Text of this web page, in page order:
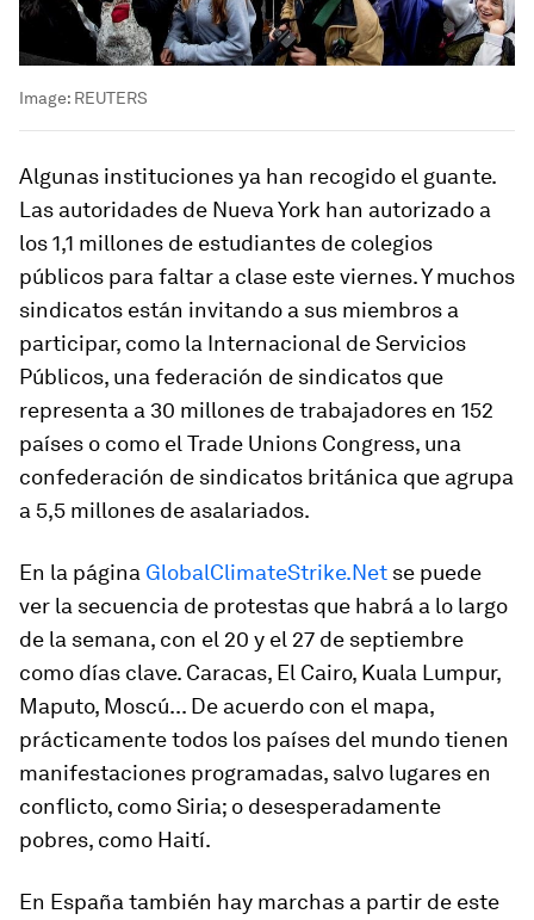
Image: REUTERS
Algunas instituciones ya han recogido el guante.
Las autoridades de Nueva York han autorizado a
los 1,1 millones de estudiantes de colegios
públicos para faltar a clase este viernes. Y muchos
sindicatos están invitando a sus miembros a
participar, como la Internacional de Servicios
Públicos, una federación de sindicatos que
representa a 30 millones de trabajadores en 152
países o como el Trade Unions Congress, una
confederación de sindicatos británica que agrupa
a 5,5 millones de asalariados.
En la página GlobalClimateStrike.Net se puede
ver la secuencia de protestas que habrá a lo largo
de la semana, con el 20 y el 27 de septiembre
como días clave. Caracas, El Cairo, Kuala Lumpur,
Maputo, Moscú... De acuerdo con el mapa,
prácticamente todos los países del mundo tienen
manifestaciones programadas, salvo lugares en
conflicto, como Siria; o desesperadamente
pobres, como Haití.
En España también hay marchas a partir de este